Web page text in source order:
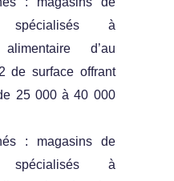
à
alimentaire d’au
de surface offrant
25 000 à 40 000
: magasins de
à